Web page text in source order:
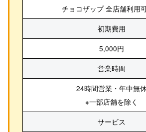
チョコザップ 全店舗利用
初期費用
5,000円
営業時間
24時間営業・年中無
※一部店舗を除く
サービス